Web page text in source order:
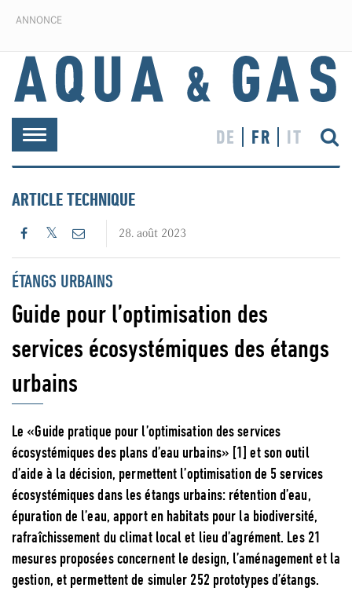
ANNONCE
Toggle
navigation
DE FR IT
ARTICLE TECHNIQUE
28. août 2023
ÉTANGS URBAINS
Guide pour l’optimisation des
services écosystémiques des étangs
urbains
Le «Guide pratique pour l’optimisation des services
écosystémiques des plans d’eau urbains» [1] et son outil
d’aide à la décision, permettent l’optimisation de 5 services
écosystémiques dans les étangs urbains: rétention d’eau,
épuration de l’eau, apport en habitats pour la biodiversité,
rafraîchissement du climat local et lieu d’agrément. Les 21
mesures proposées concernent le design, l’aménagement et la
gestion, et permettent de simuler 252 prototypes d’étangs.